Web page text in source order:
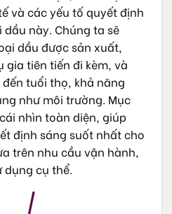
và các yếu tố quyết định
này. Chúng ta sẽ
dầu được sản xuất,
gia tiên tiến đi kèm, và
tuổi thọ, khả năng
như môi trường. Mục
nhìn toàn diện, giúp
định sáng suốt nhất cho
trên nhu cầu vận hành,
dụng cụ thể.